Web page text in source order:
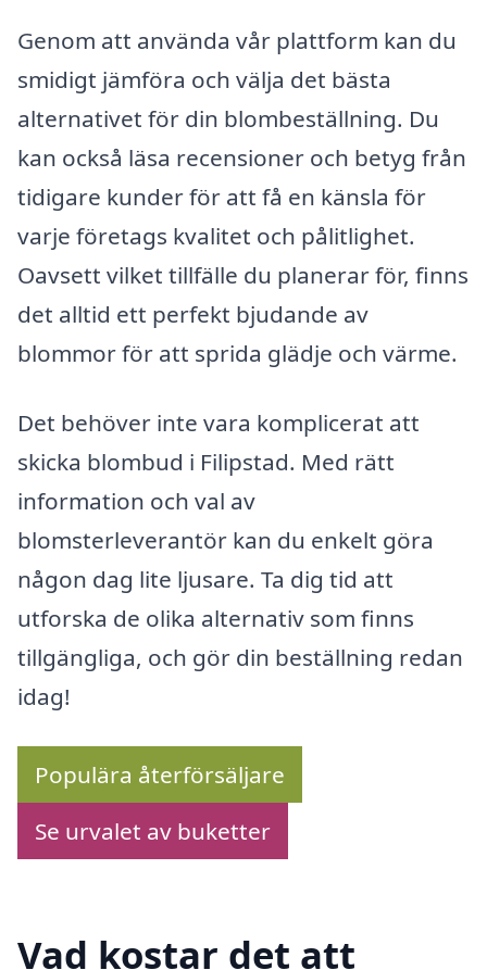
Genom att använda vår plattform kan du
smidigt jämföra och välja det bästa
alternativet för din blombeställning. Du
kan också läsa recensioner och betyg från
tidigare kunder för att få en känsla för
varje företags kvalitet och pålitlighet.
Oavsett vilket tillfälle du planerar för, finns
det alltid ett perfekt bjudande av
blommor för att sprida glädje och värme.
Det behöver inte vara komplicerat att
skicka blombud i Filipstad. Med rätt
information och val av
blomsterleverantör kan du enkelt göra
någon dag lite ljusare. Ta dig tid att
utforska de olika alternativ som finns
tillgängliga, och gör din beställning redan
idag!
Populära återförsäljare
Se urvalet av buketter
Vad kostar det att